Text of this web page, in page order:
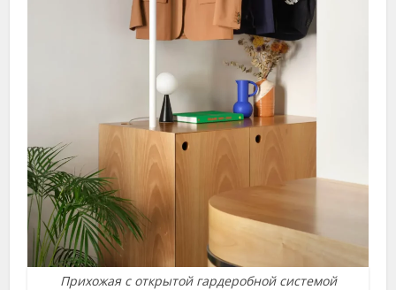
Прихожая с открытой гардеробной системой